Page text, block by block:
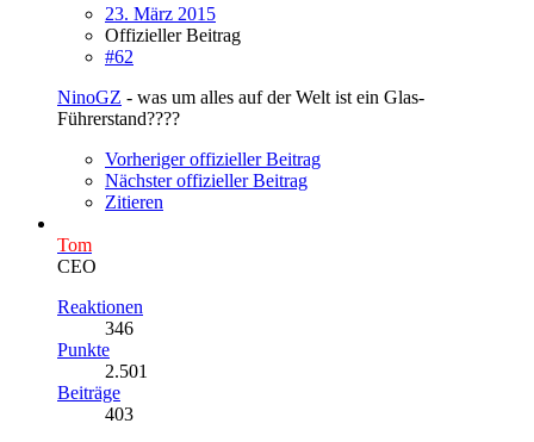
23. März 2015
Offizieller Beitrag
#62
NinoGZ - was um alles auf der Welt ist ein Glas-
Führerstand????
Vorheriger offizieller Beitrag
Nächster offizieller Beitrag
Zitieren
Tom
CEO
Reaktionen
346
Punkte
2.501
Beiträge
403